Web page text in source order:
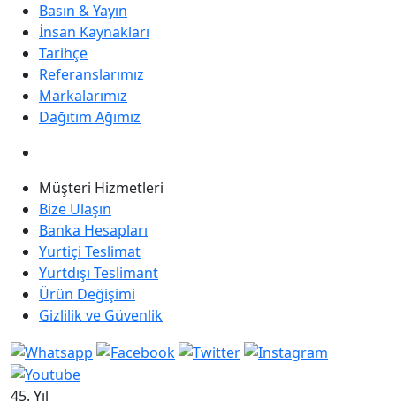
Basın & Yayın
İnsan Kaynakları
Tarihçe
Referanslarımız
Markalarımız
Dağıtım Ağımız
Müşteri Hizmetleri
Bize Ulaşın
Banka Hesapları
Yurtiçi Teslimat
Yurtdışı Teslimant
Ürün Değişimi
Gizlilik ve Güvenlik
45. Yıl